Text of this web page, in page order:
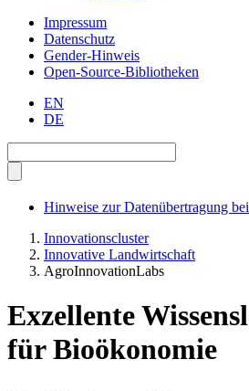
Impressum
Datenschutz
Gender-Hinweis
Open-Source-Bibliotheken
EN
DE
Hinweise zur Datenübertragung
Innovationscluster
Innovative Landwirtschaft
AgroInnovationLabs
Exzellente
für Bioökonomie